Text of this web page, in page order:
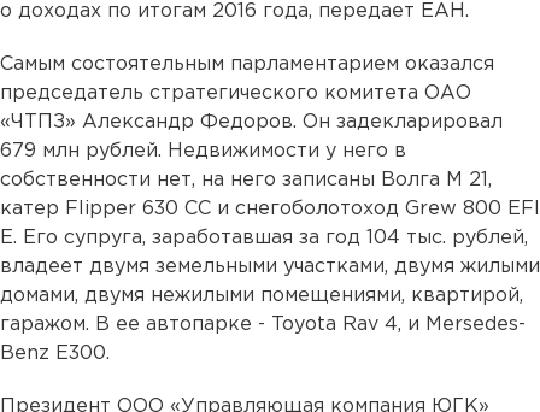
о доходах по итогам 2016 года, передает ЕАН.
Самым состоятельным парламентарием оказался
председатель стратегического комитета ОАО
«ЧТПЗ» Александр Федоров. Он задекларировал
679 млн рублей. Недвижимости у него в
собственности нет, на него записаны Волга М 21,
катер Flipper 630 CC и снегоболотоход Grew 800 EFI
E. Его супруга, заработавшая за год 104 тыс. рублей,
владеет двумя земельными участками, двумя жилыми
домами, двумя нежилыми помещениями, квартирой,
гаражом. В ее автопарке - Toyota Rav 4, и Mersedes-
Benz E300.
Президент ООО «Управляющая компания ЮГК»